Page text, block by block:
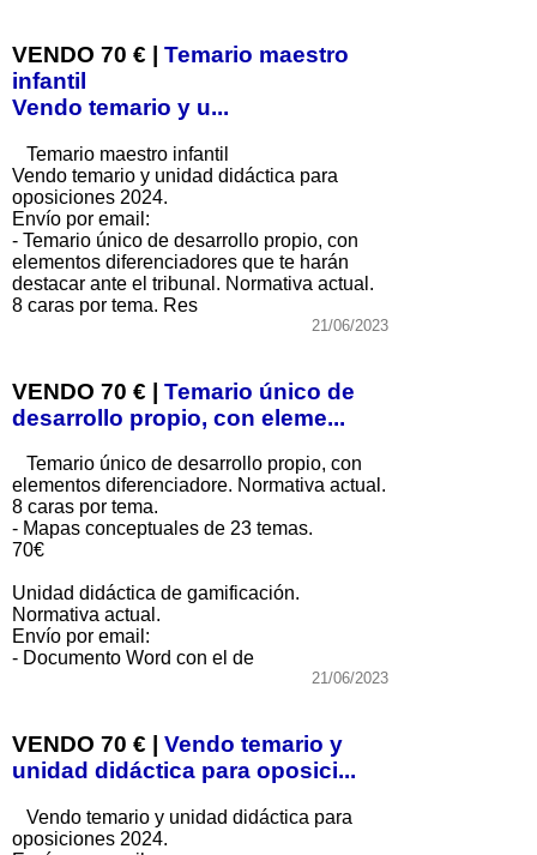
VENDO 70 € | Temario maestro
infantil
Vendo temario y u...
Temario maestro infantil
Vendo temario y unidad didáctica para
oposiciones 2024.
Envío por email:
- Temario único de desarrollo propio, con
elementos diferenciadores que te harán
destacar ante el tribunal. Normativa actual.
8 caras por tema. Res
21/06/2023
VENDO 70 € | Temario único de
desarrollo propio, con eleme...
Temario único de desarrollo propio, con
elementos diferenciadore. Normativa actual.
8 caras por tema.
- Mapas conceptuales de 23 temas.
70€
Unidad didáctica de gamificación.
Normativa actual.
Envío por email:
- Documento Word con el de
21/06/2023
VENDO 70 € | Vendo temario y
unidad didáctica para oposici...
Vendo temario y unidad didáctica para
oposiciones 2024.